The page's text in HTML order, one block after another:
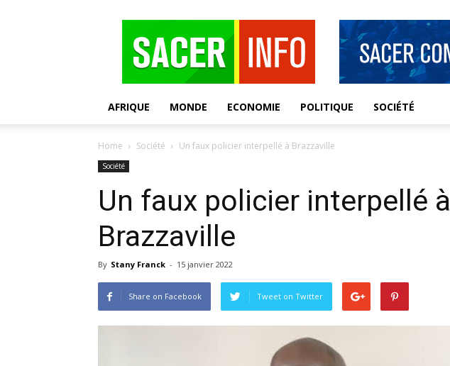
AFRIQUE MONDE ECONOMIE POLITIQUE SOCIÉTÉ
Home Société Un faux policier interpellé à Brazzaville
Société
Un faux policier interpellé à
Brazzaville
By Stany Franck - 15 janvier 2022
Share on Facebook Tweet on Twitter